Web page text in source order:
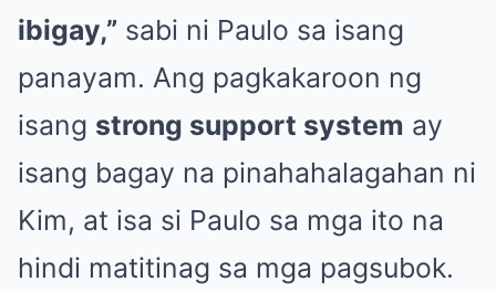
ibigay,” sabi ni Paulo sa isang
panayam. Ang pagkakaroon ng
isang strong support system ay
isang bagay na pinahahalagahan ni
Kim, at isa si Paulo sa mga ito na
hindi matitinag sa mga pagsubok.